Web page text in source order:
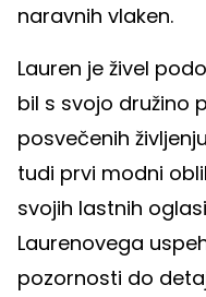
naravnih vlaken.
Lauren je živel
bil s svojo družino
posvečenih
tudi prvi modni
svojih lastnih
Laurenovega
pozornosti do